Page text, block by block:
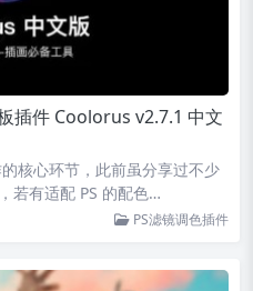
插件 Coolorus v2.7.1 中文
核心环节，此前虽分享过不少
若有适配 PS 的配色…
PS滤镜调色插件